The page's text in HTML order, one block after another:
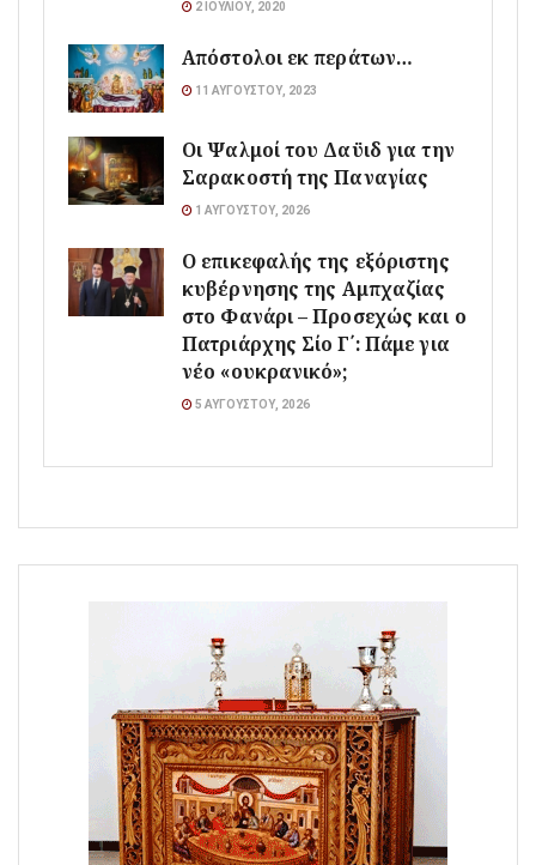
2 ΙΟΥΛΊΟΥ, 2020
Απόστολοι εκ περάτων…
11 ΑΥΓΟΎΣΤΟΥ, 2023
Οι Ψαλμοί του Δαϋιδ για την
Σαρακοστή της Παναγίας
1 ΑΥΓΟΎΣΤΟΥ, 2026
Ο επικεφαλής της εξόριστης
κυβέρνησης της Αμπχαζίας
στο Φανάρι – Προσεχώς και ο
Πατριάρχης Σίο Γ΄: Πάμε για
νέο «ουκρανικό»;
5 ΑΥΓΟΎΣΤΟΥ, 2026